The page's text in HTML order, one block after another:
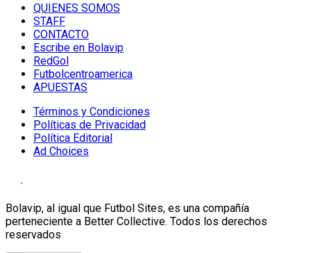
QUIENES SOMOS
STAFF
CONTACTO
Escribe en Bolavip
RedGol
Futbolcentroamerica
APUESTAS
Términos y Condiciones
Políticas de Privacidad
Política Editorial
Ad Choices
Bolavip, al igual que Futbol Sites, es una compañía
perteneciente a Better Collective. Todos los derechos
reservados